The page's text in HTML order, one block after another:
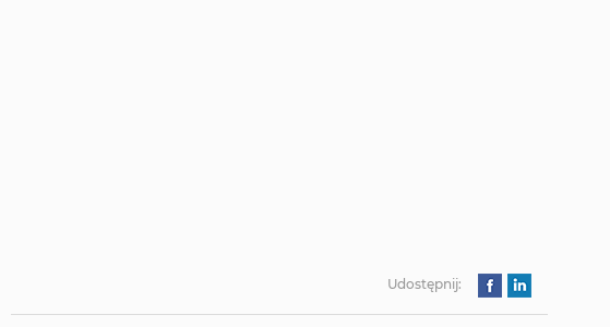
Udostępnij: